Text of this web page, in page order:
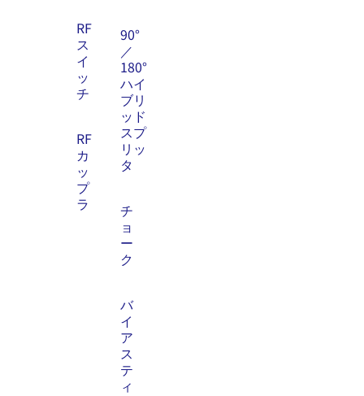
RF
ス
イ
ッ
チ
RF
カ
ッ
プ
ラ
90°
／
180°
ハイ
ブリ
ッド
スプ
リッ
タ
チ
ョ
ー
ク
バ
イ
ア
ス
テ
ィ